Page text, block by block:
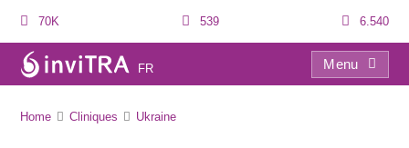
70K 539 6.540
FR
Menu
Home Cliniques Ukraine